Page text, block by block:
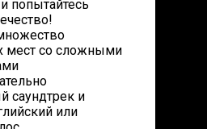
попытайтесь
мест со сложными
саундтрек и
или